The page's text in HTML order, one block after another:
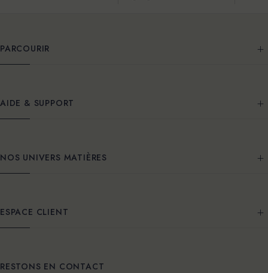
PARCOURIR
AIDE & SUPPORT
NOS UNIVERS MATIÈRES
ESPACE CLIENT
RESTONS EN CONTACT